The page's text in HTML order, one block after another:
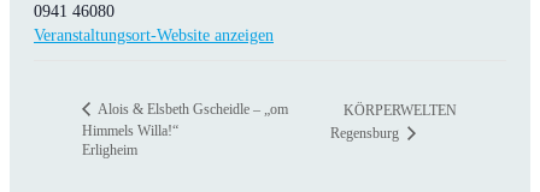
0941 46080
Veranstaltungsort-Website anzeigen
Alois & Elsbeth Gscheidle – „om
Himmels Willa!“
Erligheim
KÖRPERWELTEN
Regensburg